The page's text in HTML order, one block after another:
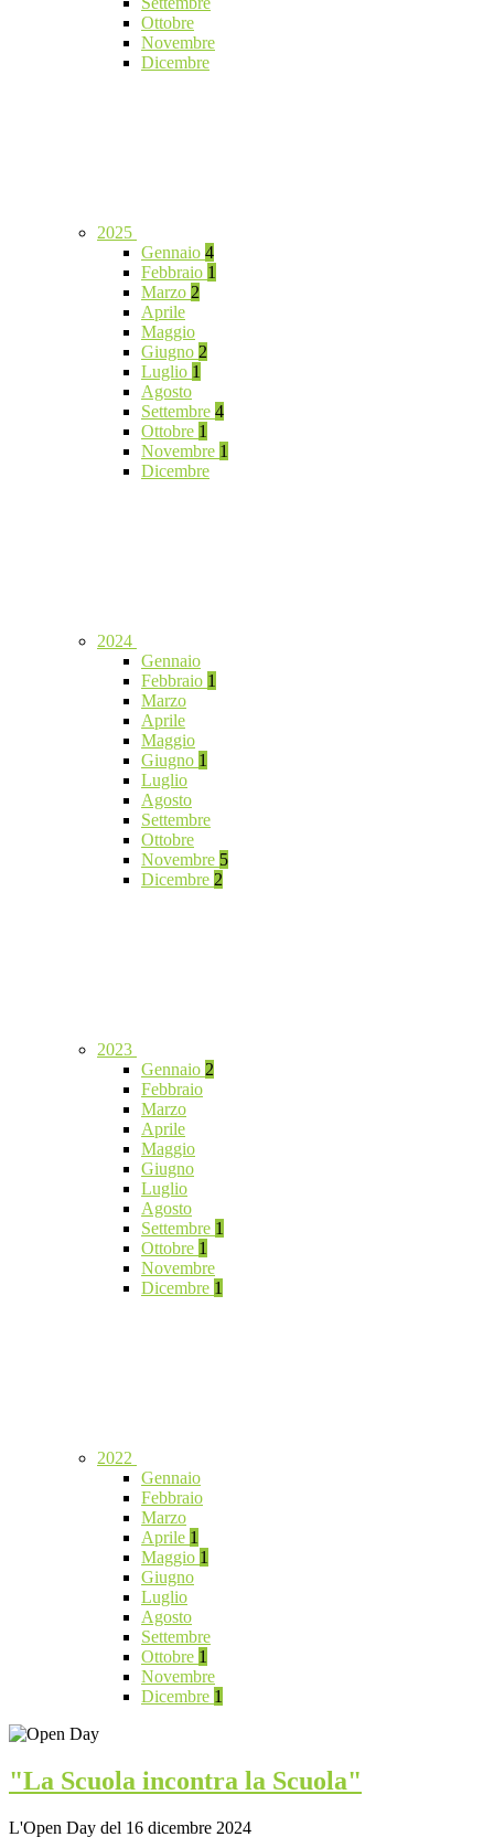
Ottobre
Novembre
Dicembre
2025
Gennaio 4
Febbraio 1
Marzo 2
Aprile
Maggio
Giugno 2
Luglio 1
Agosto
Settembre 4
Ottobre 1
Novembre 1
Dicembre
2024
Gennaio
Febbraio 1
Marzo
Aprile
Maggio
Giugno 1
Luglio
Agosto
Settembre
Ottobre
Novembre 5
Dicembre 2
2023
Gennaio 2
Febbraio
Marzo
Aprile
Maggio
Giugno
Luglio
Agosto
Settembre 1
Ottobre 1
Novembre
Dicembre 1
2022
Gennaio
Febbraio
Marzo
Aprile 1
Maggio 1
Giugno
Luglio
Agosto
Settembre
Ottobre 1
Novembre
Dicembre 1
"La Scuola incontra la Scuola"
L'Open Day del 16 dicembre 2024